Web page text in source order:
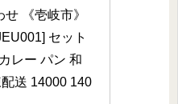
《壱岐市》
セット
レー パン 和
送 14000 140